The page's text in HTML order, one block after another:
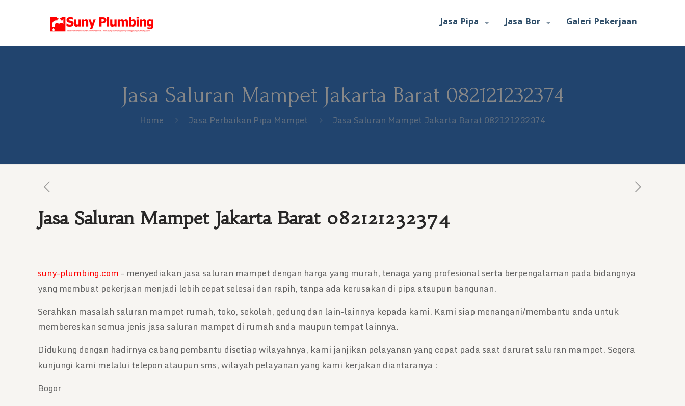
Jasa Pipa Jasa Bor Galeri Pekerjaan
Jasa Saluran Mampet Jakarta Barat 082121232374
Home Jasa Perbaikan Pipa Mampet Jasa Saluran Mampet Jakarta Barat 082121232374
Jasa Saluran Mampet Jakarta Barat 082121232374
suny-plumbing.com– menyediakan jasa saluran mampet dengan harga yang murah, tenaga yang profesional serta berpengalaman pada bidangnya
yang membuat pekerjaan menjadi lebih cepat selesai dan rapih, tanpa ada kerusakan di pipa ataupun bangunan.
Serahkan masalah saluran mampet rumah, toko, sekolah, gedung dan lain-lainnya kepada kami. Kami siap menangani/membantu anda untuk
membereskan semua jenis jasa saluran mampet di rumah anda maupun tempat lainnya.
Didukung dengan hadirnya cabang pembantu disetiap wilayahnya, kami janjikan pelayanan yang cepat pada saat darurat saluran mampet. Segera
kunjungi kami melalui telepon ataupun sms, wilayah pelayanan yang kami kerjakan diantaranya :
Bogor